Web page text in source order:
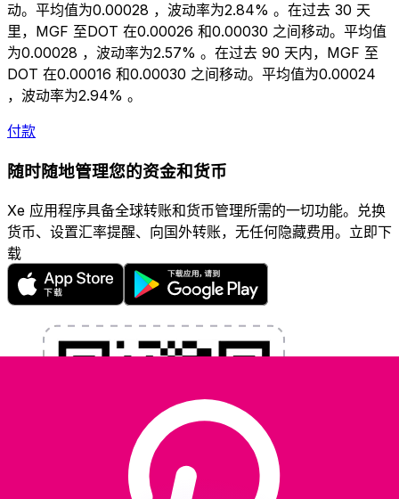
动。平均值为0.00028 ，波动率为2.84% 。在过去 30 天
里，MGF 至DOT 在0.00026 和0.00030 之间移动。平均值
为0.00028 ，波动率为2.57% 。在过去 90 天内，MGF 至
DOT 在0.00016 和0.00030 之间移动。平均值为0.00024
，波动率为2.94% 。
付款
随时随地管理您的资金和货币
Xe 应用程序具备全球转账和货币管理所需的一切功能。兑换
货币、设置汇率提醒、向国外转账，无任何隐藏费用。立即下
载